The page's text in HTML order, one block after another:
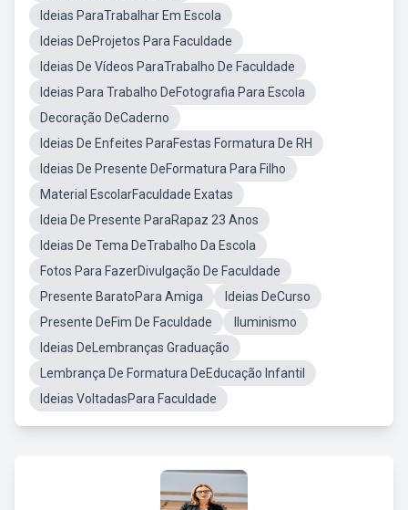
Ideias ParaTrabalhar Em Escola
Ideias DeProjetos Para Faculdade
Ideias De Vídeos ParaTrabalho De Faculdade
Ideias Para Trabalho DeFotografia Para Escola
Decoração DeCaderno
Ideias De Enfeites ParaFestas Formatura De RH
Ideias De Presente DeFormatura Para Filho
Material EscolarFaculdade Exatas
Ideia De Presente ParaRapaz 23 Anos
Ideias De Tema DeTrabalho Da Escola
Fotos Para FazerDivulgação De Faculdade
Presente BaratoPara Amiga
Ideias DeCurso
Presente DeFim De Faculdade
Iluminismo
Ideias DeLembranças Graduação
Lembrança De Formatura DeEducação Infantil
Ideias VoltadasPara Faculdade